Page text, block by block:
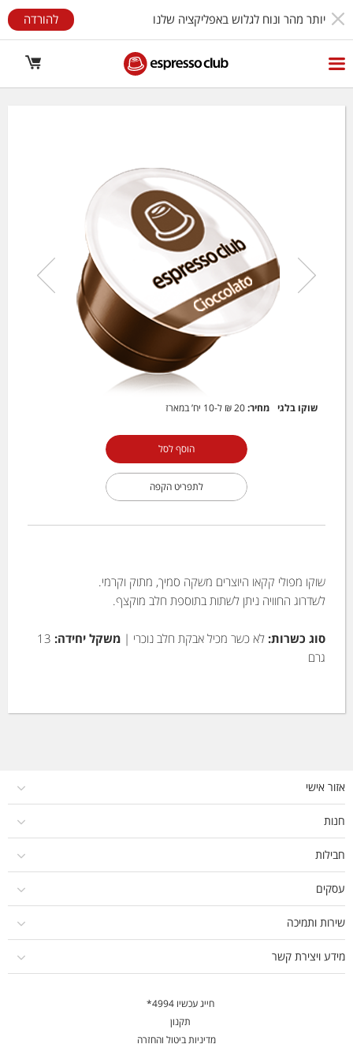
להורדה יותר מהר ונוח לגלוש באפליקציה שלנו
שוקו בלגי מחיר:20 ₪ ל-10 יח’ במארז
הוסף לסל
לתפריט הקפה
שוקו מפולי קקאו היוצרים משקה סמיך, מתוק וקרמי.
לשדרוג החוויה ניתן לשתות בתוספת חלב מוקצף.
סוג כשרות: לא כשר מכיל אבקת חלב נוכרי | משקל יחידה: 13
גרם
אזור אישי
חנות
חבילות
עסקים
שירות ותמיכה
מידע ויצירת קשר
חייג עכשיו 4994*
תקנון
מדיניות ביטול והחזרה